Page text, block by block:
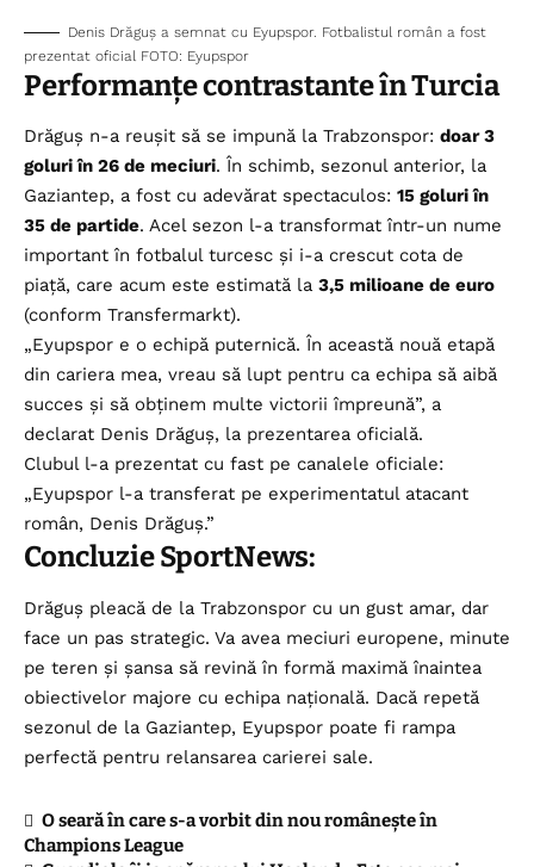
Denis Drăguș a semnat cu Eyupspor. Fotbalistul român a fost
prezentat oficial FOTO: Eyupspor
Performanțe contrastante în Turcia
Drăguș n-a reușit să se impună la Trabzonspor: doar 3
goluri în 26 de meciuri. În schimb, sezonul anterior, la
Gaziantep, a fost cu adevărat spectaculos: 15 goluri în
35 de partide. Acel sezon l-a transformat într-un nume
important în fotbalul turcesc și i-a crescut cota de
piață, care acum este estimată la 3,5 milioane de euro
(conform Transfermarkt).
„Eyupspor e o echipă puternică. În această nouă etapă
din cariera mea, vreau să lupt pentru ca echipa să aibă
succes și să obținem multe victorii împreună”, a
declarat Denis Drăguș, la prezentarea oficială.
Clubul l-a prezentat cu fast pe canalele oficiale:
„Eyupspor l-a transferat pe experimentatul atacant
român, Denis Drăguș.”
Concluzie SportNews:
Drăguș pleacă de la Trabzonspor cu un gust amar, dar
face un pas strategic. Va avea meciuri europene, minute
pe teren și șansa să revină în formă maximă înaintea
obiectivelor majore cu echipa națională. Dacă repetă
sezonul de la Gaziantep, Eyupspor poate fi rampa
perfectă pentru relansarea carierei sale.
O seară în care s-a vorbit din nou românește în
Champions League